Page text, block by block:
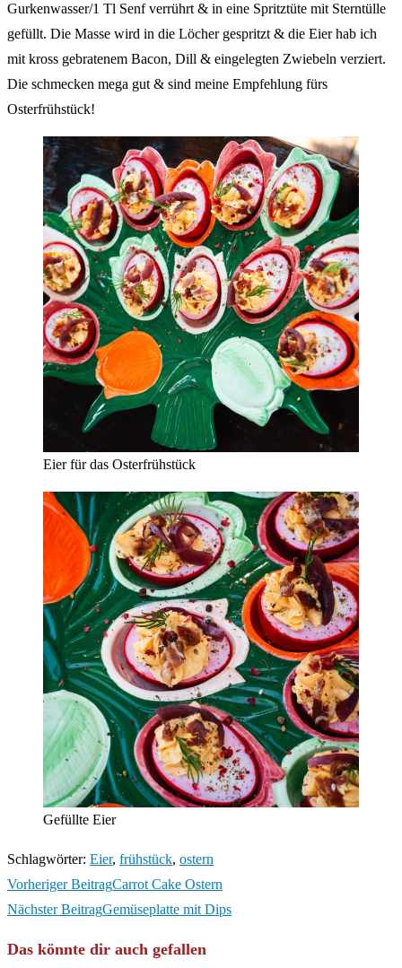
Gurkenwasser/1 Tl Senf verrührt & in eine Spritztüte mit Sterntülle
gefüllt. Die Masse wird in die Löcher gespritzt & die Eier hab ich
mit kross gebratenem Bacon, Dill & eingelegten Zwiebeln verziert.
Die schmecken mega gut & sind meine Empfehlung fürs
Osterfrühstück!
Eier für das Osterfrühstück
Gefüllte Eier
Schlagwörter: Eier, frühstück, ostern
Weitere
Artikel
Vorheriger BeitragCarrot Cake Ostern
Nächster BeitragGemüseplatte mit Dips
Das könnte dir auch gefallen